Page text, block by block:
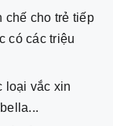
chế cho trẻ tiếp
có các triệu
loại vắc xin